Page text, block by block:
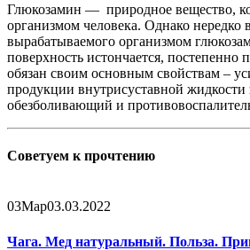
Глюкозамин — природное вещество,
организмом человека. Однако
вырабатываемого организмом
поверхность истончается,
обязан своим основным свойствам –
продукции внутрисуставной
обезболивающий и
Советуем к прочтению
03Мар03.03.2022
Чага. Мед натуральный. Польза.